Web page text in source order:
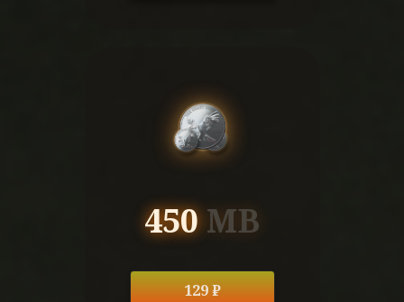
450MB
129 ₽